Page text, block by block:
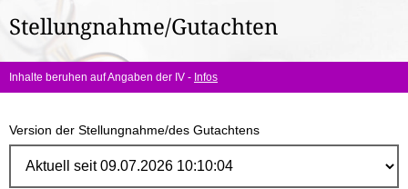
hier:
Stellungnahme/Gutachten
Inhalte beruhen auf Angaben der IV - Infos
Version der Stellungnahme/des Gutachtens